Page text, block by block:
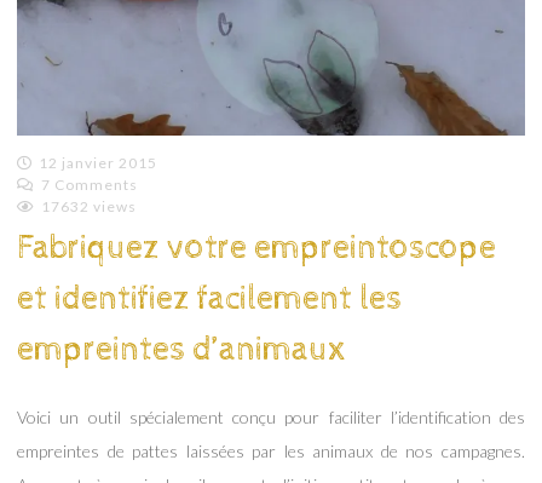
12 janvier 2015
Emilie
7 Comments
17632 views
Fabriquez votre empreintoscope
et identifiez facilement les
empreintes d’animaux
Voici un outil spécialement conçu pour faciliter l’identification des
empreintes de pattes laissées par les animaux de nos campagnes.